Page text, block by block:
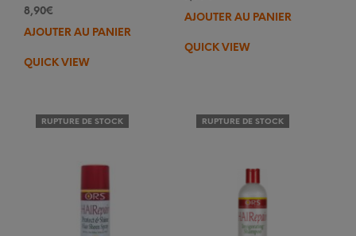
8,90€
AJOUTER AU PANIER
QUICK VIEW
AJOUTER AU PANIER
QUICK VIEW
RUPTURE DE STOCK RUPTURE DE STOCK